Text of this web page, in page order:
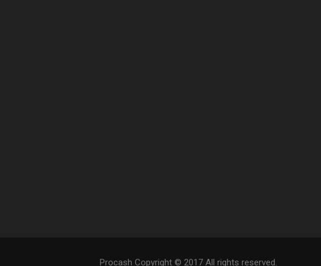
Procash Copyright © 2017 All rights reserved.